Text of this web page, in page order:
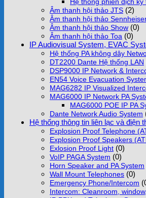
Âm thanh hội thảo JTS (2)
Âm thanh hội thảo
Âm thanh hội thảo Show (0)
Âm thanh hội thảo Toa (0)
IP Audiovisual System, EVAC
Hệ thống PA không dây
DT2200 Dante Hệ thống LAN
DSP9000 IP Network &
EN54 Voice Evacuation
MAG6282 IP Visualized
MAG6000 IP Network PA
MAG6000 POE IP PA
Dante Network Audio System
Hệ thống thông tin liên lạc và điện
Explosion Proof Telephone
Explosion Proof Speakers
Exlosion Proof Light (0)
VoIP PAGA System (0)
Horn Speaker and PA System
Wall Mount Telephones (0)
Emergency Phone/Intercom
Intercom: Cleanroom,